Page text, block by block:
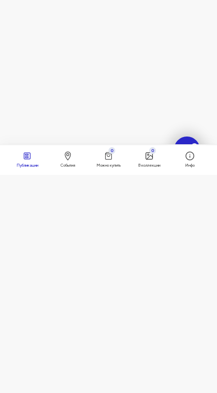
Публикации События Можно купить
0
В коллекции
0
Инфо